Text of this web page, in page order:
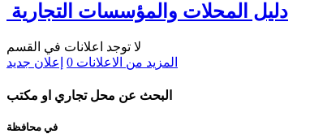
دليل المحلات والمؤسسات التجارية
لا توجد اعلانات في القسم
المزيد من الاعلانات 0 إعلان جديد
البحث عن محل تجاري او مكتب
في محافظة